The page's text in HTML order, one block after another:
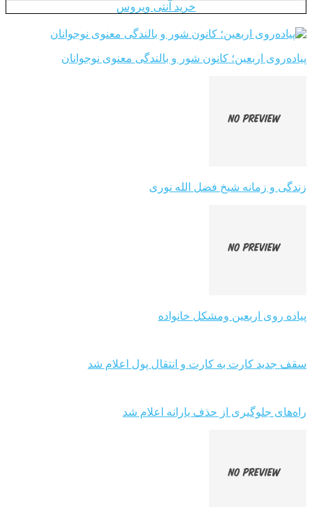
خرید آنتی ویروس
پیاده‌روی اربعین؛ کانون شور و بالندگی معنوی نوجوانان
زندگی و زمانه شیخ فضل الله نوری
پیاده روی اربعین ومشکل خانواده
سقف جدید کارت به کارت و انتقال پول اعلام شد
راه‌های جلوگیری از حذف یارانه اعلام شد